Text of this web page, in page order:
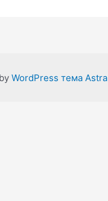
WordPress тема Astra